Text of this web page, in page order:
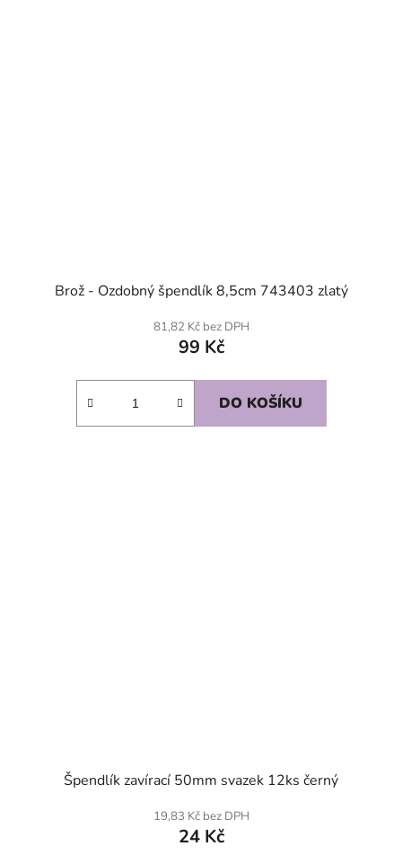
Brož - Ozdobný špendlík 8,5cm 743403 zlatý
81,82 Kč bez DPH
99 Kč
DO KOŠÍKU
Špendlík zavírací 50mm svazek 12ks černý
19,83 Kč bez DPH
24 Kč